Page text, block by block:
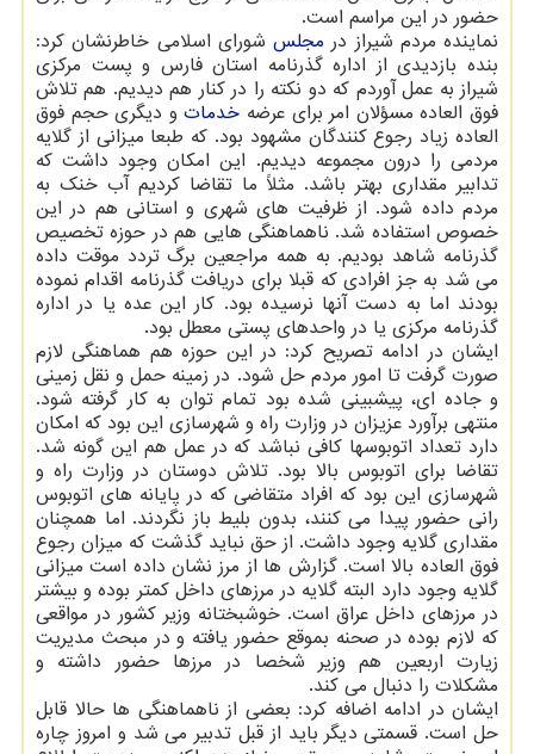
حضور در این مراسم است.
نماینده مردم شیراز در مجلس شورای اسلامی خاطرنشان کرد:
بنده بازدیدی از اداره گذرنامه استان فارس و پست مرکزی
شیراز به عمل آوردم که دو نکته را در کنار هم دیدیم. هم تلاش
فوق العاده مسؤلان امر برای عرضه خدماتو دیگری حجم فوق
العاده زیاد رجوع کنندگان مشهود بود. که طبعا میزانی از گلایه
مردمی را درون مجموعه دیدیم. این امکان وجود داشت که
تدابیر مقداری بهتر باشد. مثلاً ما تقاضا کردیم آب خنک به
مردم داده شود. از ظرفیت های شهری و استانی هم در این
خصوص استفاده شد. ناهماهنگی هایی هم در حوزه تخصیص
گذرنامه شاهد بودیم. به همه مراجعین برگ تردد موقت داده
می شد به جز افرادی که قبلا برای دریافت گذرنامه اقدام نموده
بودند اما به دست آنها نرسیده بود. کار این عده یا در اداره
گذرنامه مرکزی یا در واحدهای پستی معطل بود.
ایشان در ادامه تصریح کرد: در این حوزه هم هماهنگی لازم
صورت گرفت تا امور مردم حل شود. در زمینه حمل و نقل زمینی
و جاده ای، پیشبینی شده بود تمام توان به کار گرفته شود.
منتهی برآورد عزیزان در وزارت راه و شهرسازی این بود که امکان
دارد تعداد اتوبوسها کافی نباشد که در عمل هم این گونه شد.
تقاضا برای اتوبوس بالا بود. تلاش دوستان در وزارت راه و
شهرسازی این بود که افراد متقاضی که در پایانه های اتوبوس
رانی حضور پیدا می کنند، بدون بلیط باز نگردند. اما همچنان
مقداری گلایه وجود داشت. از حق نباید گذشت که میزان رجوع
فوق العاده بالا است. گزارش ها از مرز نشان داده است میزانی
گلایه وجود دارد البته گلایه در مرزهای داخل کمتر بوده و بیشتر
در مرزهای داخل عراق است. خوشبختانه وزیر کشور در مواقعی
که لازم بوده در صحنه بموقع حضور یافته و در مبحث مدیریت
زیارت اربعین هم وزیر شخصا در مرزها حضور داشته و
مشکلات را دنبال می کند.
ایشان در ادامه اضافه کرد: بعضی از ناهماهنگی ها حالا قابل
حل است. قسمتی دیگر باید از قبل تدبیر می شد و امروز چاره